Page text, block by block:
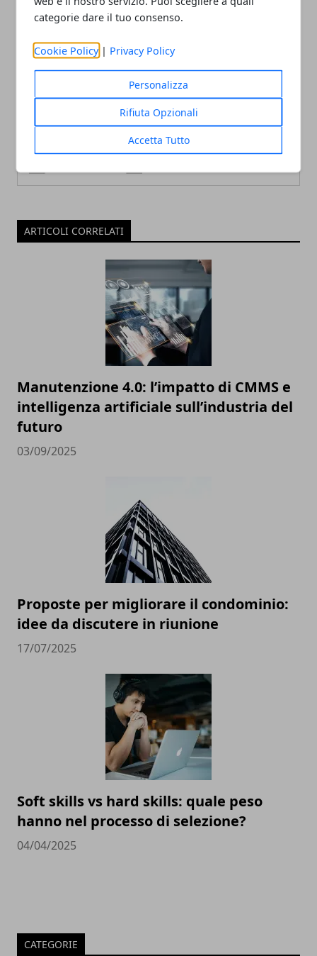
categorie dare il tuo consenso.
Cookie Policy | Privacy Policy
Personalizza
Rifiuta Opzionali
Accetta Tutto
Redazione
ARTICOLI CORRELATI
Manutenzione 4.0: l’impatto di CMMS e
intelligenza artificiale sull’industria del
futuro
03/09/2025
Proposte per migliorare il condominio:
idee da discutere in riunione
17/07/2025
Soft skills vs hard skills: quale peso
hanno nel processo di selezione?
04/04/2025
CATEGORIE